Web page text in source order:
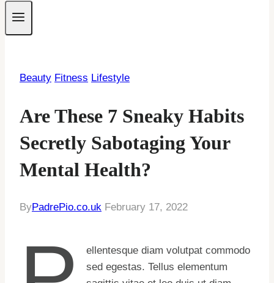
Beauty Fitness Lifestyle
Are These 7 Sneaky Habits
Secretly Sabotaging Your
Mental Health?
ByPadrePio.co.uk February 17, 2022
ellentesque diam volutpat commodo
sed egestas. Tellus elementum